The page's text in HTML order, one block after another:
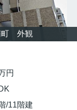
町 外観
円
/11階建